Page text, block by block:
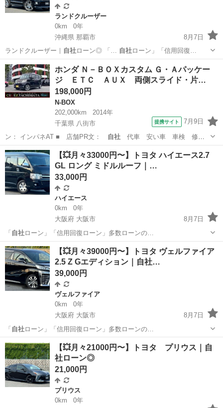
ランドクルーザー
0km
0年
沖縄県 那覇市
8月7日
ランドクルーザー｜ 自社 ローン◎ 「… 自社ローン」「信用回復…
沖縄 那覇市 ランドクルーザー ローン
ホンダ Ｎ－ＢＯＸカスタム Ｇ・Ａパッケー
ジ ＥＴＣ ＡＵＸ 両側スライド・片…
198,000円
N-BOX
202,000km
2014年
千葉県 八街市
提携サイト 7月9日
ン： インパネAT ■ 店舗PR文： 自社代車 安い車 車検 修
理 保険 クレ…
千葉 八街市 N-BOX
【💥月々33000円〜】トヨタ ハイエース2.7
GL ロング ミドルルーフ｜…
33,000円
ハイエース
0km
0年
大阪府 大阪市
8月7日
「 自社ローン」「信用回復ローン」多数ローンの…
大阪 大阪市 ハイエース ローン
【💥月々39000円〜】トヨタ ヴェルファイア
2.5 Z Gエディション｜自社…
39,000円
ヴェルファイア
0km
0年
大阪府 大阪市
8月7日
「 自社ローン」「信用回復ローン」多数ローンの…
大阪 大阪市 ヴェルファイア ローン
【💥月々21000円〜】トヨタ プリウス｜自
社ローン◎
21,000円
プリウス
0km
0年